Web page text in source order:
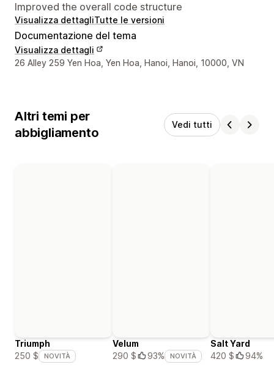
Improved the overall code structure
Visualizza dettagliTutte le versioni
Documentazione del tema
Visualizza dettagli
Recapiti del designer
26 Alley 259 Yen Hoa, Yen Hoa, Hanoi, Hanoi, 10000, VN
Altri temi per
abbigliamento
Vedi tutti
Triumph
250 $
NOVITÀ
Velum
290 $
93% NOVITÀ
Salt Yard
420 $
94%